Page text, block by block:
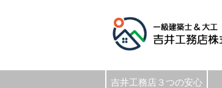
吉井工務店３つの安心